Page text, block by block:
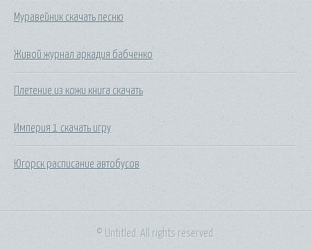
Муравейник скачать песню
Живой журнал аркадия бабченко
Плетение из кожи книга скачать
Империя 1 скачать игру
Югорск расписание автобусов
© Untitled. All rights reserved.